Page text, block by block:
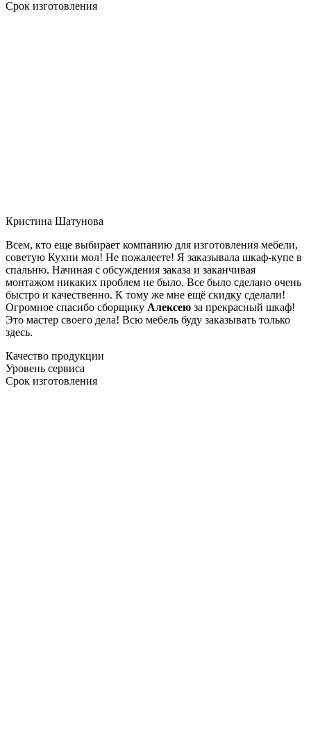
Срок изготовления
Кристина Шатунова
Всем, кто еще выбирает компанию для изготовления мебели,
советую Кухни мол! Не пожалеете! Я заказывала шкаф-купе в
спальню. Начиная с обсуждения заказа и заканчивая
монтажом никаких проблем не было. Все было сделано очень
быстро и качественно. К тому же мне ещё скидку сделали!
Огромное спасибо сборщику Алексею за прекрасный шкаф!
Это мастер своего дела! Всю мебель буду заказывать только
здесь.
Качество продукции
Уровень сервиса
Срок изготовления